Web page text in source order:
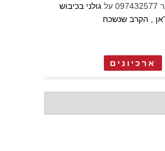
על גולני בכיבוש
, הקרב שנשכח
ארכיונים